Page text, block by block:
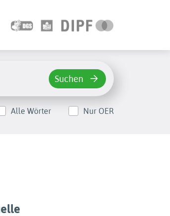
Suchen
Alle Wörter
Nur OER